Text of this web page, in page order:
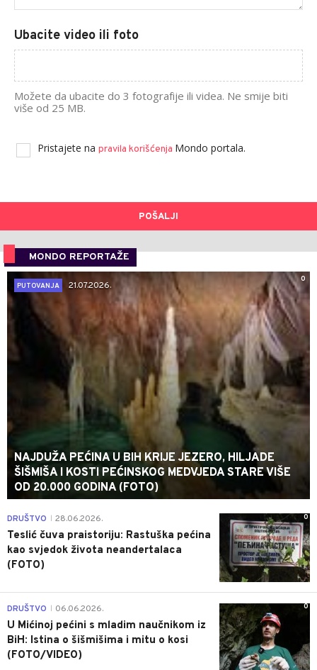
Ubacite video ili foto
Možete da ubacite do 3 fotografije ili videa. Ne smije biti
više od 25 MB.
Pristajete na pravila korišćenja Mondo portala.
POŠALJI
MONDO REPORTAŽE
0
PUTOVANJA
21.07.2026.
NAJDUŽA PEĆINA U BIH KRIJE JEZERO, HILJADE
ŠIŠMIŠA I KOSTI PEĆINSKOG MEDVJEDA STARE VIŠE
OD 20.000 GODINA (FOTO)
0
DRUŠTVO 28.06.2026.
Teslić čuva praistoriju: Rastuška pećina
kao svjedok života neandertalaca
(FOTO)
0
DRUŠTVO 06.06.2026.
U Mićinoj pećini s mladim naučnikom iz
BiH: Istina o šišmišima i mitu o kosi
(FOTO/VIDEO)